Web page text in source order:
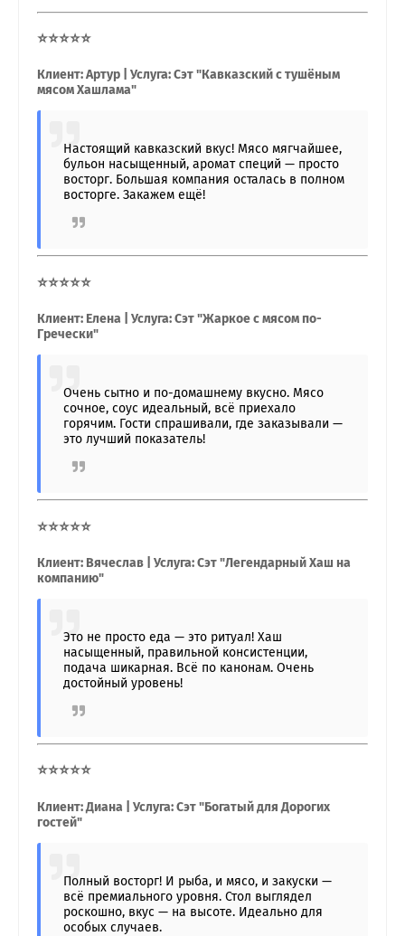
⭐⭐⭐⭐⭐
Клиент: Артур | Услуга: Сэт "Кавказский с тушёным
мясом Хашлама"
Настоящий кавказский вкус! Мясо мягчайшее,
бульон насыщенный, аромат специй — просто
восторг. Большая компания осталась в полном
восторге. Закажем ещё!
⭐⭐⭐⭐⭐
Клиент: Елена | Услуга: Сэт "Жаркое с мясом по-
Гречески"
Очень сытно и по-домашнему вкусно. Мясо
сочное, соус идеальный, всё приехало
горячим. Гости спрашивали, где заказывали —
это лучший показатель!
⭐⭐⭐⭐⭐
Клиент: Вячеслав | Услуга: Сэт "Легендарный Хаш на
компанию"
Это не просто еда — это ритуал! Хаш
насыщенный, правильной консистенции,
подача шикарная. Всё по канонам. Очень
достойный уровень!
⭐⭐⭐⭐⭐
Клиент: Диана | Услуга: Сэт "Богатый для Дорогих
гостей"
Полный восторг! И рыба, и мясо, и закуски —
всё премиального уровня. Стол выглядел
роскошно, вкус — на высоте. Идеально для
особых случаев.